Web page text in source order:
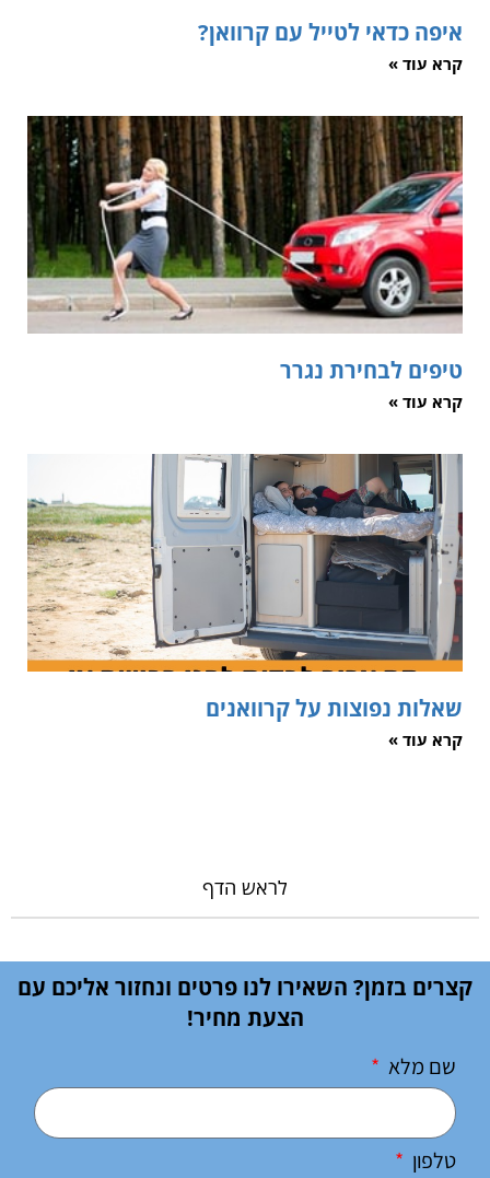
איפה כדאי לטייל עם קרוואן?
קרא עוד »
טיפים לבחירת נגרר
קרא עוד »
שאלות נפוצות על קרוואנים
קרא עוד »
לראש הדף
קצרים בזמן? השאירו לנו פרטים ונחזור אליכם עם
הצעת מחיר!
שם מלא
טלפון